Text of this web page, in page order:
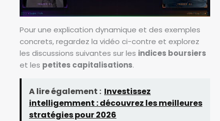
Pour une explication dynamique et des exemples
concrets, regardez la vidéo ci-contre et explorez
les discussions suivantes sur les indices boursiers
et les petites capitalisations.
A lire également : Investissez
intelligemment : découvrez les meilleures
stratégies pour 2026